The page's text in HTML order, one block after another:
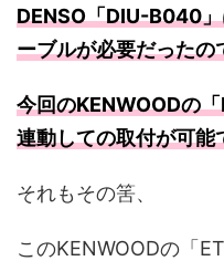
DENSO「DIU-B040
ーブルが必要だったの
今回のKENWOODの
連動しての取付が可能
それもその筈、
このKENWOODの「